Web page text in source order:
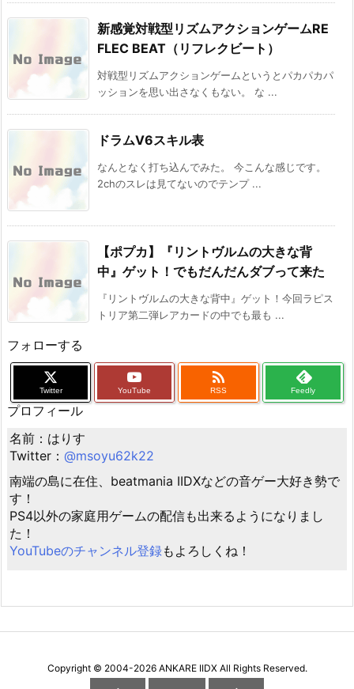
新感覚対戦型リズムアクションゲームRE
FLEC BEAT（リフレクビート）
対戦型リズムアクションゲームというとパカパカパ
ッションを思い出さなくもない。 な ...
ドラムV6スキル表
なんとなく打ち込んでみた。 今こんな感じです。
2chのスレは見てないのでテンプ ...
【ポプカ】『リントヴルムの大きな背
中』ゲット！でもだんだんダブって来た
『リントヴルムの大きな背中』ゲット！今回ラピス
トリア第二弾レアカードの中でも最も ...
フォローする
Twitter YouTube

RSS Feedly
プロフィール
名前：はりす
Twitter： @msoyu62k22
南端の島に在住、beatmania IIDXなどの音ゲー大好き勢で
す！
PS4以外の家庭用ゲームの配信も出来るようになりまし
た！
YouTubeのチャンネル登録もよろしくね！
Copyright © 2004-2026 ANKARE IIDXAll Rights Reserved.